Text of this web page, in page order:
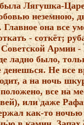
Лягушка-
неземною,
Главное она все
- соткёт;
Армии -
ладно было,
денешься. Не все
а на ночь
все на
или даже
как-то